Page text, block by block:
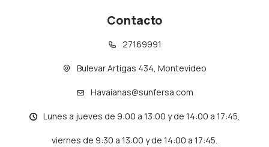
Contacto
27169991
Bulevar Artigas 434, Montevideo
Havaianas@sunfersa.com
Lunes a jueves de 9:00 a 13:00 y de 14:00 a 17:45,
viernes de 9:30 a 13:00 y de 14:00 a 17:45.